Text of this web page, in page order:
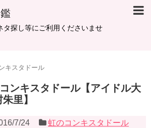
タ探し等にご利用くださいませ
キスタドール
ンキスタドール【アイドル大
里】
7/24 虹のコンキスタドール